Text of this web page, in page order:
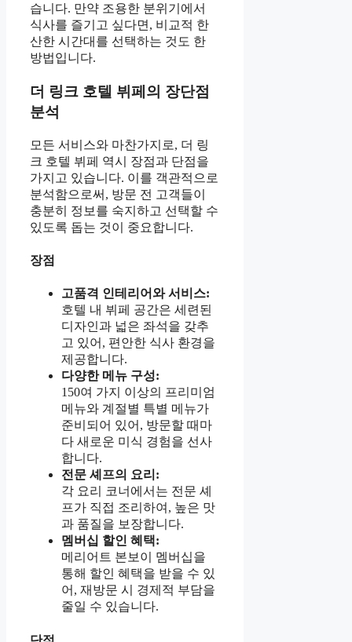
습니다. 만약 조용한 분위기에서
식사를 즐기고 싶다면, 비교적 한
산한 시간대를 선택하는 것도 한
방법입니다.
더 링크 호텔 뷔페의 장단점
분석
모든 서비스와 마찬가지로, 더 링
크 호텔 뷔페 역시 장점과 단점을
가지고 있습니다. 이를 객관적으로
분석함으로써, 방문 전 고객들이
충분히 정보를 숙지하고 선택할 수
있도록 돕는 것이 중요합니다.
장점
고품격 인테리어와 서비스:
호텔 내 뷔페 공간은 세련된
디자인과 넓은 좌석을 갖추
고 있어, 편안한 식사 환경을
제공합니다.
다양한 메뉴 구성:
150여 가지 이상의 프리미엄
메뉴와 계절별 특별 메뉴가
준비되어 있어, 방문할 때마
다 새로운 미식 경험을 선사
합니다.
전문 셰프의 요리:
각 요리 코너에서는 전문 셰
프가 직접 조리하여, 높은 맛
과 품질을 보장합니다.
멤버십 할인 혜택:
메리어트 본보이 멤버십을
통해 할인 혜택을 받을 수 있
어, 재방문 시 경제적 부담을
줄일 수 있습니다.